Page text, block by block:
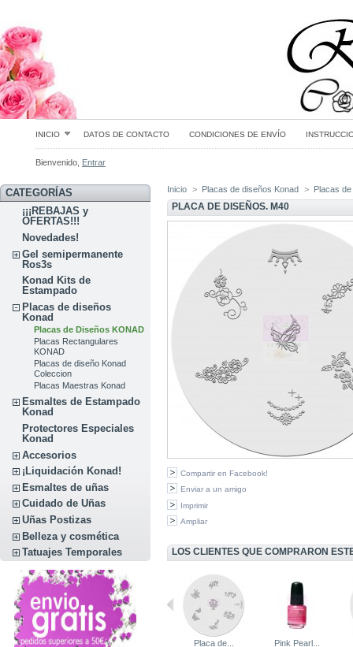
INICIO DATOS DE CONTACTO CONDICIONES DE ENVÍO
Bienvenido, Entrar
CATEGORÍAS
¡¡¡REBAJAS y
OFERTAS!!!
Novedades!
Gel semipermanente
Ros3s
Konad Kits de
Estampado
Placas de diseños
Konad
Placas de Diseños KONAD
Placas Rectangulares
KONAD
Placas de diseño Konad
Coleccion
Placas Maestras Konad
Esmaltes de Estampado
Konad
Protectores Especiales
Konad
Accesorios
¡Liquidación Konad!
Esmaltes de uñas
Cuidado de Uñas
Uñas Postizas
Belleza y cosmética
Tatuajes Temporales
Inicio > Placas de diseños Konad > Placas
PLACA DE DISEÑOS. M40
Compartir en Facebook!
Enviar a un amigo
Imprimir
Ampliar
LOS CLIENTES QUE COMPRARON
Placa de... Esponjas... Placa de... Pink Pearl...